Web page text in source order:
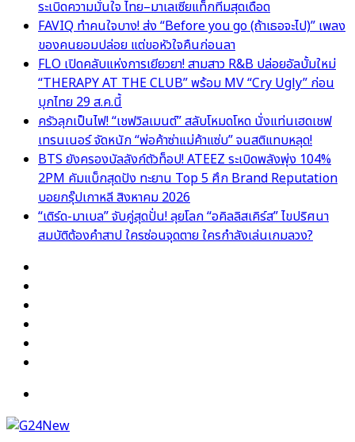
ระเบิดความมั่นใจ ไทย–มาเลเซียแท็กทีมสุดเดือด
FAVIQ ทำคนใจบาง! ส่ง “Before you go (ถ้าเธอจะไป)” เพลง
ของคนยอมปล่อย แต่ขอหัวใจคืนก่อนลา
FLO เปิดคลับแห่งการเยียวยา! สามสาว R&B ปล่อยอัลบั้มใหม่
“THERAPY AT THE CLUB” พร้อม MV “Cry Ugly” ก่อน
บุกไทย 29 ส.ค.นี้
ครัวลุกเป็นไฟ! “เชฟวิลเมนต์” สลับโหมดโหด นั่งแท่นเฮดเชฟ
เทรนเนอร์ จัดหนัก “พ่อค้าซ่าแม่ค้าแซ่บ” จนสติแทบหลุด!
BTS ยังครองบัลลังก์ตัวท็อป! ATEEZ ระเบิดพลังพุ่ง 104%
2PM คัมแบ็กสุดปัง ทะยาน Top 5 ศึก Brand Reputation
บอยกรุ๊ปเกาหลี สิงหาคม 2026
“เติร์ด-มาเบล” จับคู่สุดปั่น! ลุยโลก “อคิลลิสเคิร์ส” ไขปริศนา
สมบัติต้องคำสาป ใครซ่อนจุดตาย ใครกำลังเล่นเกมลวง?